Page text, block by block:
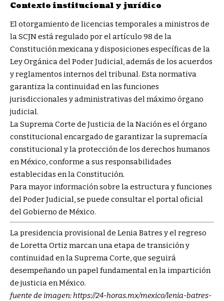
Contexto institucional y jurídico
El otorgamiento de licencias temporales a ministros de
la SCJN está regulado por el artículo 98 de la
Constitución mexicana y disposiciones específicas de la
Ley Orgánica del Poder Judicial, además de los acuerdos
y reglamentos internos del tribunal. Esta normativa
garantiza la continuidad en las funciones
jurisdiccionales y administrativas del máximo órgano
judicial.
La Suprema Corte de Justicia de la Nación es el órgano
constitucional encargado de garantizar la supremacía
constitucional y la protección de los derechos humanos
en México, conforme a sus responsabilidades
establecidas en la Constitución.
Para mayor información sobre la estructura y funciones
del Poder Judicial, se puede consultar el portal oficial
del Gobierno de México.
La presidencia provisional de Lenia Batres y el regreso
de Loretta Ortiz marcan una etapa de transición y
continuidad en la Suprema Corte, que seguirá
desempeñando un papel fundamental en la impartición
de justicia en México.
fuente de imagen:https://24-horas.mx/mexico/lenia-batres-